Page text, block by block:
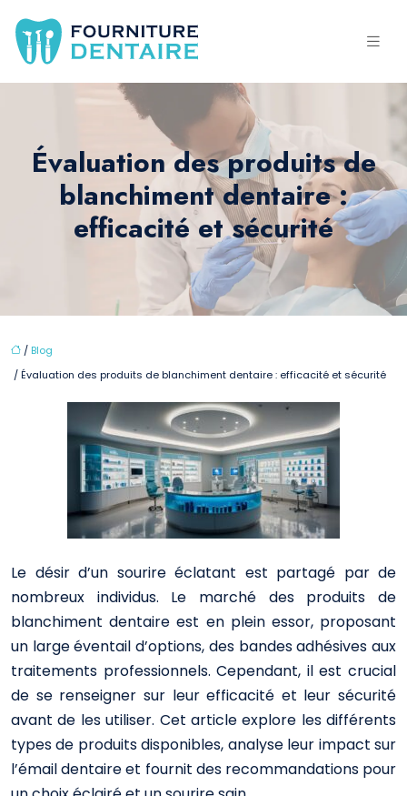
Évaluation des produits de
blanchiment dentaire :
efficacité et sécurité
/ Blog
/ Évaluation des produits de blanchiment dentaire : efficacité et sécurité
Le désir d’un sourire éclatant est partagé par de
nombreux individus. Le marché des produits de
blanchiment dentaire est en plein essor, proposant
un large éventail d’options, des bandes adhésives aux
traitements professionnels. Cependant, il est crucial
de se renseigner sur leur efficacité et leur sécurité
avant de les utiliser. Cet article explore les différents
types de produits disponibles, analyse leur impact sur
l’émail dentaire et fournit des recommandations pour